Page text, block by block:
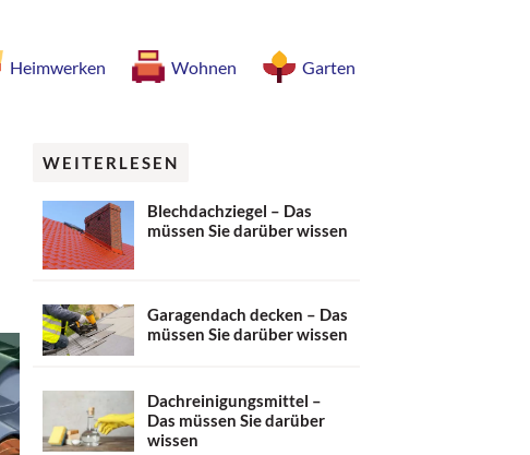
Heimwerken Wohnen Garten
WEITERLESEN
Blechdachziegel – Das
müssen Sie darüber wissen
Garagendach decken – Das
müssen Sie darüber wissen
Dachreinigungsmittel –
Das müssen Sie darüber
wissen